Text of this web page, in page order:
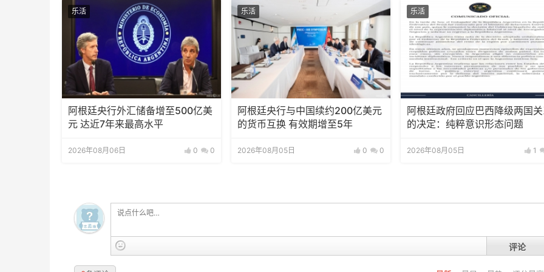
乐活
阿根廷央行外汇储备增至500亿美
元 达近7年来最高水平
2026年08月06日 0 0
乐活
阿根廷央行与中国续约200亿美元
的货币互换 有效期增至5年
2026年08月05日 0 0
乐活
阿根廷政府回应巴西降级两国
的决定：纯粹意识形态问题
2026年08月05日 1
评论